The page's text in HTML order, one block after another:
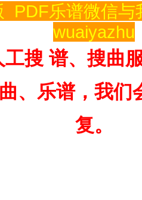
PDF乐谱微信
wuaiyazhu
搜 谱、搜曲
、乐谱，我们
复。